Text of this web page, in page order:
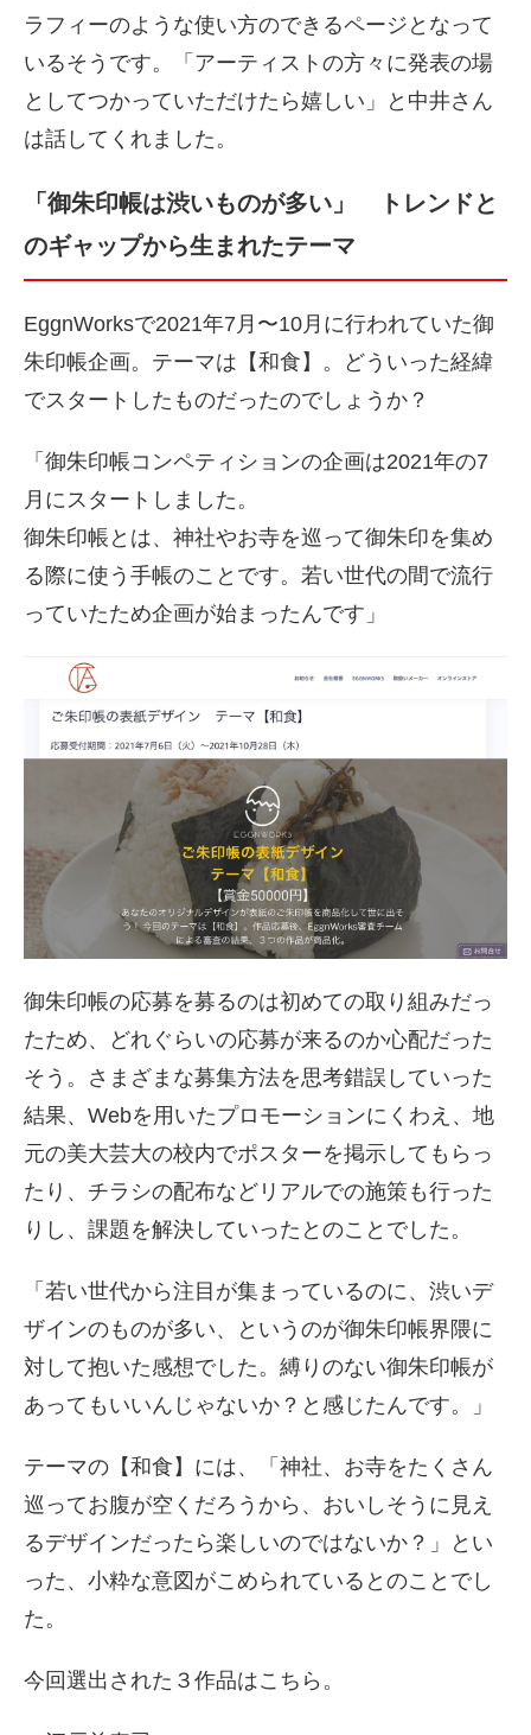
ラフィーのような使い方のできるページとなって
いるそうです。「アーティストの方々に発表の場
としてつかっていただけたら嬉しい」と中井さん
は話してくれました。
「御朱印帳は渋いものが多い」 トレンドと
のギャップから生まれたテーマ
EggnWorksで2021年7月〜10月に行われていた御
朱印帳企画。テーマは【和食】。どういった経緯
でスタートしたものだったのでしょうか？
「御朱印帳コンペティションの企画は2021年の7
月にスタートしました。
御朱印帳とは、神社やお寺を巡って御朱印を集め
る際に使う手帳のことです。若い世代の間で流行
っていたため企画が始まったんです」
御朱印帳の応募を募るのは初めての取り組みだっ
たため、どれぐらいの応募が来るのか心配だった
そう。さまざまな募集方法を思考錯誤していった
結果、Webを用いたプロモーションにくわえ、地
元の美大芸大の校内でポスターを掲示してもらっ
たり、チラシの配布などリアルでの施策も行った
りし、課題を解決していったとのことでした。
「若い世代から注目が集まっているのに、渋いデ
ザインのものが多い、というのが御朱印帳界隈に
対して抱いた感想でした。縛りのない御朱印帳が
あってもいいんじゃないか？と感じたんです。」
テーマの【和食】には、「神社、お寺をたくさん
巡ってお腹が空くだろうから、おいしそうに見え
るデザインだったら楽しいのではないか？」とい
った、小粋な意図がこめられているとのことでし
た。
今回選出された３作品はこちら。